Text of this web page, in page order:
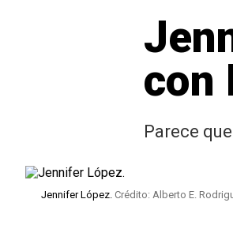
con
Parece
Jennifer López. Crédito: Alberto E.